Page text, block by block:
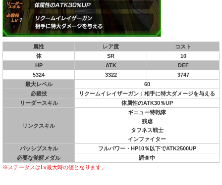
属性 レア度
コスト
体
SR
10
HP
ATK
DEF
5324
3322
3747
最大レベル
60
必殺技
リクームイレイザーガン：相手に特大ダメージを与える
リーダースキル
体属性のATK30％UP
リンクスキル
ギニュー特戦隊
残虐
タフネス戦士
インファイター
パッシブスキル
フルパワー・HP10％以下でATK2500UP
必要な覚醒メダル
調査中
※ステータスはLv最大時の値となります。